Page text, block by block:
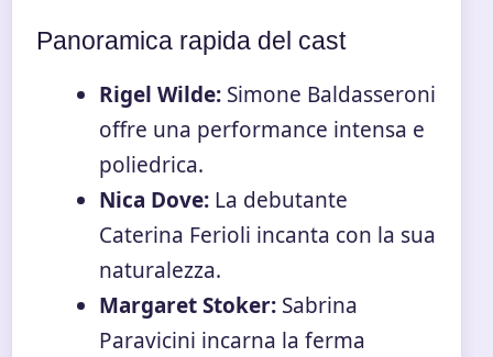
Panoramica rapida del cast
Rigel Wilde: Simone Baldasseroni
offre una performance intensa e
poliedrica.
Nica Dove: La debutante
Caterina Ferioli incanta con la sua
naturalezza.
Margaret Stoker: Sabrina
Paravicini incarna la ferma